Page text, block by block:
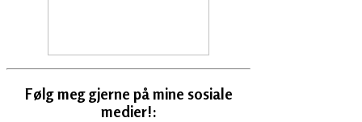
Følg meg gjerne på mine sosiale
medier!: